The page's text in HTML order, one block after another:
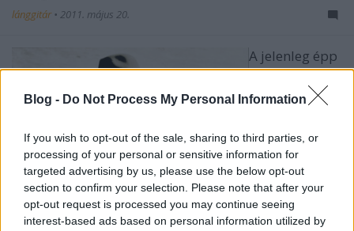
Blog - Do Not Process My Personal Information
If you wish to opt-out of the sale, sharing to third parties, or
processing of your personal or sensitive information for
targeted advertising by us, please use the below opt-out
section to confirm your selection. Please note that after your
opt-out request is processed you may continue seeing
interest-based ads based on personal information utilized by
lánggitár • 2011. május 20.
A jelenleg épp
ismét aktív
Stone Temple
Pilots
Scott
Weilandot